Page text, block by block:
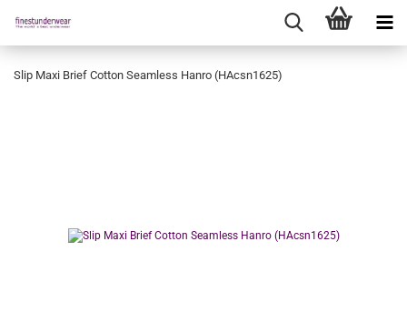
Slip Maxi Brief Cotton Seamless Hanro (HAcsn1625)